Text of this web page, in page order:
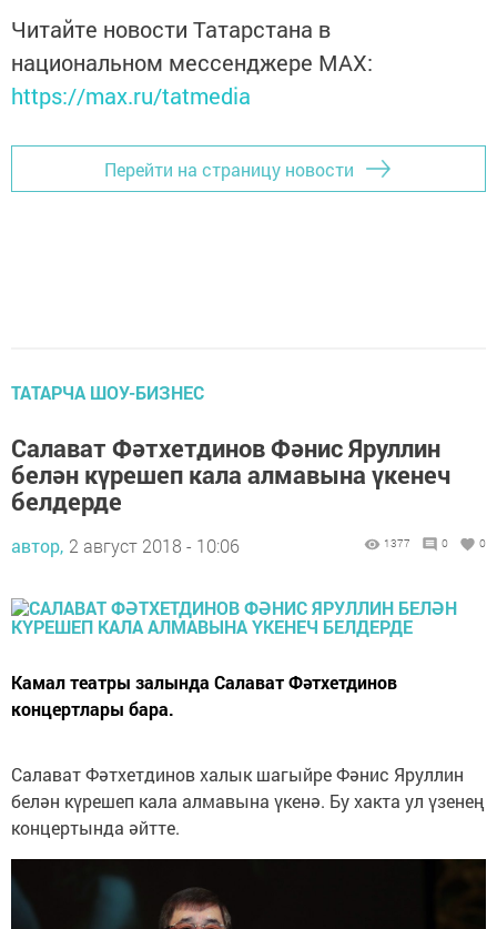
Читайте новости Татарстана в
национальном мессенджере MАХ:
https://max.ru/tatmedia
Перейти на страницу новости
ТАТАРЧА ШОУ-БИЗНЕС
Салават Фәтхетдинов Фәнис Яруллин
белән күрешеп кала алмавына үкенеч
белдерде
автор, 2 август 2018 - 10:06 1377 0 0
Камал театры залында Салават Фәтхетдинов
концертлары бара.
Салават Фәтхетдинов халык шагыйре Фәнис Яруллин
белән күрешеп кала алмавына үкенә. Бу хакта ул үзенең
концертында әйтте.